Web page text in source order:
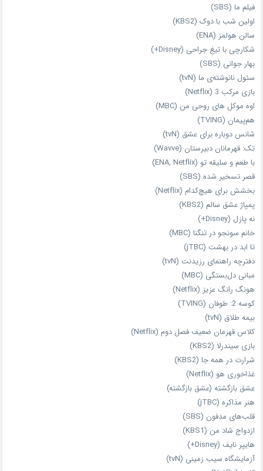
فیلم ما (SBS)
اولین شب با دوک (KBS2)
سالن هولمز (ENA)
شکارچی با تیغ جراحی (Disney+)
بهار جوانی (SBS)
سئول نانوشته‌ی ما (tvN)
بازی مرکب 3 (Netflix)
اوه موکل های روحی من (MBC)
هم‌پیمان (TVING)
شانس دوباره برای عشق (tvN)
تک: قهرمانان دبیرستان (Wavve)
با طعم و سلیقه تو (ENA, Netflix)
قصر تسخیر شده (SBS)
بخشش برای هیچ‌کدام (Netflix)
پمپاژ عشق سالم (KBS2)
نه پازل (Disney+)
خانم سونجو در تنگنا (MBC)
تا ابد در بهشت (jTBC)
دفترچه راهنمای رزیدنت (tvN)
مبانی دل‌بستگی (MBC)
هونگ رانگ عزیز (Netflix)
کوسه 2: طوفان (TVING)
بیمه طلاق (tvN)
کلاس قهرمان ضعیف فصل دوم (Netflix)
بازی سیندرلا (KBS2)
شرارت در همه‌ جا (KBS2)
غذاخوری هو (Netflix)
عشق بازگشته (عشق بازگشته)
هنر مذاکره (jTBC)
قلب‌های مدفون (SBS)
ازدواج شاد من (KBS1)
هایپر نایف (Disney+)
آزمایشگاه سیب‌ زمینی (tvN)